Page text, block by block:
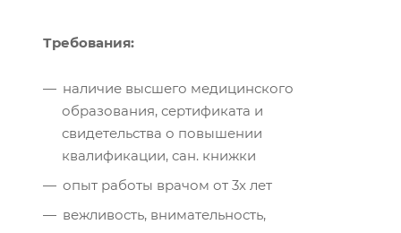
Требования:
наличие высшего медицинского
образования, сертификата и
свидетельства о повышении
квалификации, сан. книжки
опыт работы врачом от 3х лет
вежливость, внимательность,